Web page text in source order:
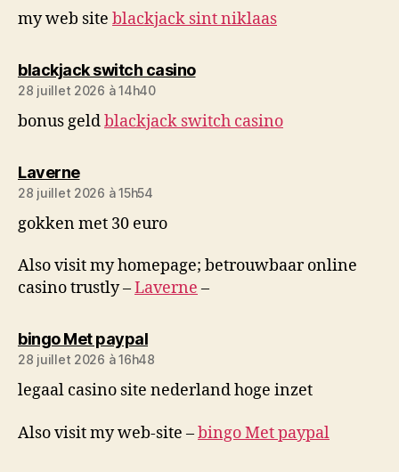
my web site blackjack sint niklaas
blackjack switch casinodit :
28 juillet 2026 à 14h40
bonus geldblackjack switch casino
Lavernedit :
28 juillet 2026 à 15h54
gokken met 30 euro
Also visit my homepage; betrouwbaar online
casino trustly –Laverne –
bingo Met paypaldit :
28 juillet 2026 à 16h48
legaal casino site nederland hoge inzet
Also visit my web-site –bingo Met paypal